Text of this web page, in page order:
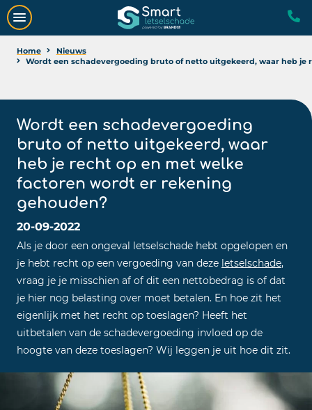
Home
Nieuws
Wordt een schadevergoeding bruto of netto uitgekeerd, waar heb
Wordt een schadevergoeding
bruto of netto uitgekeerd, waar
heb je recht op en met welke
factoren wordt er rekening
gehouden?
20-09-2022
Als je door een ongeval letselschade hebt opgelopen en
je hebt recht op een vergoeding van deze letselschade,
vraag je je misschien af of dit een nettobedrag is of dat
je hier nog belasting over moet betalen. En hoe zit het
eigenlijk met het recht op toeslagen? Heeft het
uitbetalen van de schadevergoeding invloed op de
hoogte van deze toeslagen? Wij leggen je uit hoe dit zit.